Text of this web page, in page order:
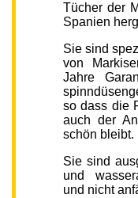
Tücher der
Spanien
Sie sind
von
Jahre
so dass die
auch der
schön bleibt.
Sie sind
und
und nicht